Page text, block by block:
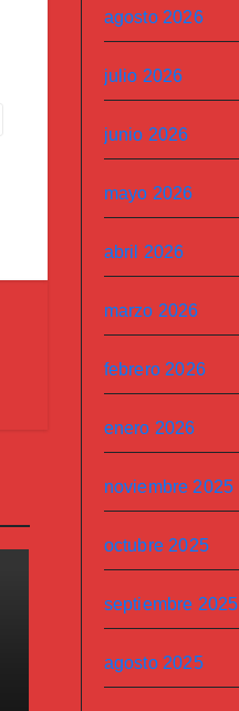
agosto 2026
julio 2026
junio 2026
mayo 2026
abril 2026
marzo 2026
febrero 2026
enero 2026
noviembre 2025
octubre 2025
septiembre 2025
agosto 2025